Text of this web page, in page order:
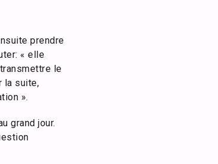
prendre
« elle
le
la suite,
».
grand jour.